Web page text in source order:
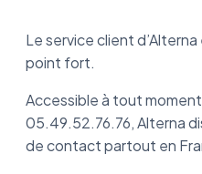
Le service client
point fort.
Accessible à tout moment
05.49.52.76.76, Alterna
de contact partout en